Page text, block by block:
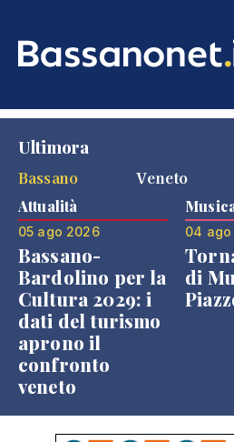
Ultimora
Bassano
Veneto
Attualità
05 ago 2026
Bassano-
Bardolino per la
Cultura 2029: i
dati del turismo
aprono il
confronto
veneto
04
di